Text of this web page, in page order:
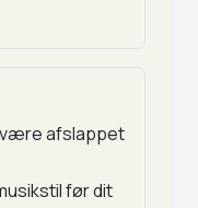
afslappet
før dit